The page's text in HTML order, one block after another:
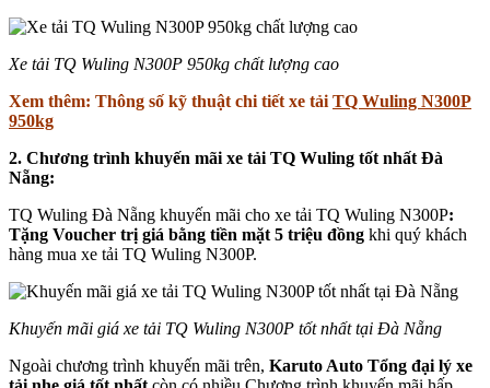
Xe tải TQ Wuling N300P 950kg chất lượng cao
Xem thêm: Thông số kỹ thuật chi tiết xe tải TQ Wuling N300P
950kg
2. Chương trình khuyến mãi xe tải TQ Wuling tốt nhất Đà
Nẵng:
TQ Wuling Đà Nẵng khuyến mãi cho xe tải TQ Wuling N300P:
Tặng Voucher trị giá bằng tiền mặt 5 triệu đồng khi quý khách
hàng mua xe tải TQ Wuling N300P.
Khuyến mãi giá xe tải TQ Wuling N300P tốt nhất tại Đà Nẵng
Ngoài chương trình khuyến mãi trên, Karuto Auto Tổng đại lý xe